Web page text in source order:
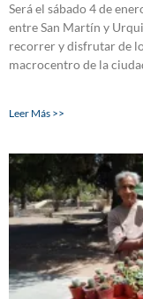
Será el sábado 4 de
entre San Martín y
recorrer y disfrutar de
macrocentro de la
Leer Más >>